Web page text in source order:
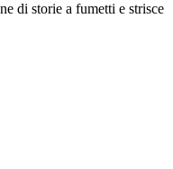
di storie a fumetti e strisce